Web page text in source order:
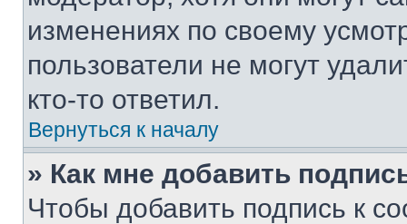
изменениях по своему
пользователи не могут
кто-то ответил.
Вернуться к началу
» Как мне добавить
Чтобы добавить подпись к